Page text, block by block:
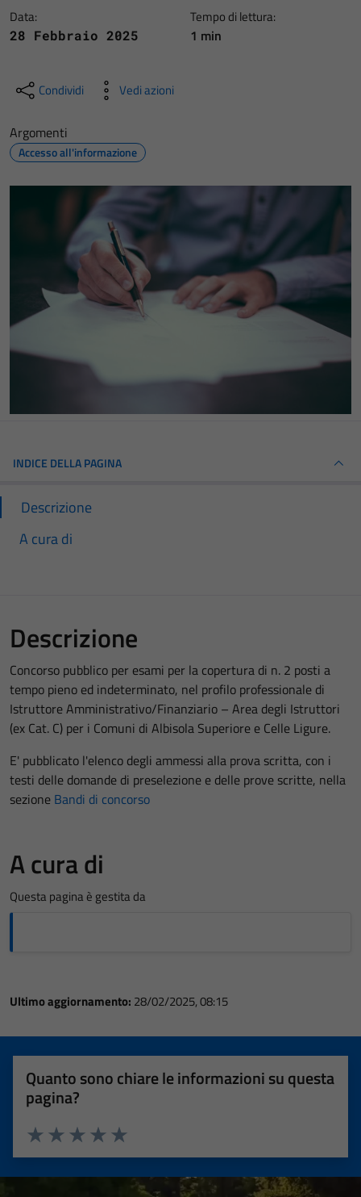
Data:
28 Febbraio 2025
Tempo di lettura:
1 min
Condividi Vedi azioni
Argomenti
Accesso all'informazione
INDICE DELLA PAGINA
Descrizione
A cura di
Descrizione
Concorso pubblico per esami per la copertura di n. 2 posti a
tempo pieno ed indeterminato, nel profilo professionale di
Istruttore Amministrativo/Finanziario – Area degli Istruttori
(ex Cat. C) per i Comuni di Albisola Superiore e Celle Ligure.
E' pubblicato l'elenco degli ammessi alla prova scritta, con i
testi delle domande di preselezione e delle prove scritte, nella
sezione Bandi di concorso
A cura di
Questa pagina è gestita da
Ultimo aggiornamento: 28/02/2025, 08:15
Quanto sono chiare le informazioni su questa
pagina?
Valuta 5 stelle su 5
Valuta 4 stelle su 5
Valuta 3 stelle su 5
Valuta 2 stelle su 5
Valuta 1 stelle su 5